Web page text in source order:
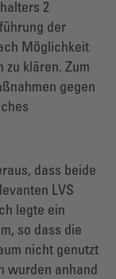
2
der
Möglichkeit
zu klären. Zum
gegen
dass beide
LVS
legte ein
so dass die
nicht genutzt
wurden anhand